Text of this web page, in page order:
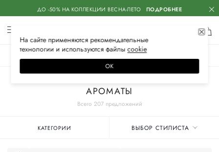
ДО -50% НА КОЛЛЕКЦИИ ВЕСНА-ЛЕТО ПОДРОБНЕЕ
Всего 207 предложений
АРОМАТЫ
КАТЕГОРИИ ВЫБОР СТИЛИСТА
На сайте применяются рекомендательные
технологии и используются файлысооkiе
ОК